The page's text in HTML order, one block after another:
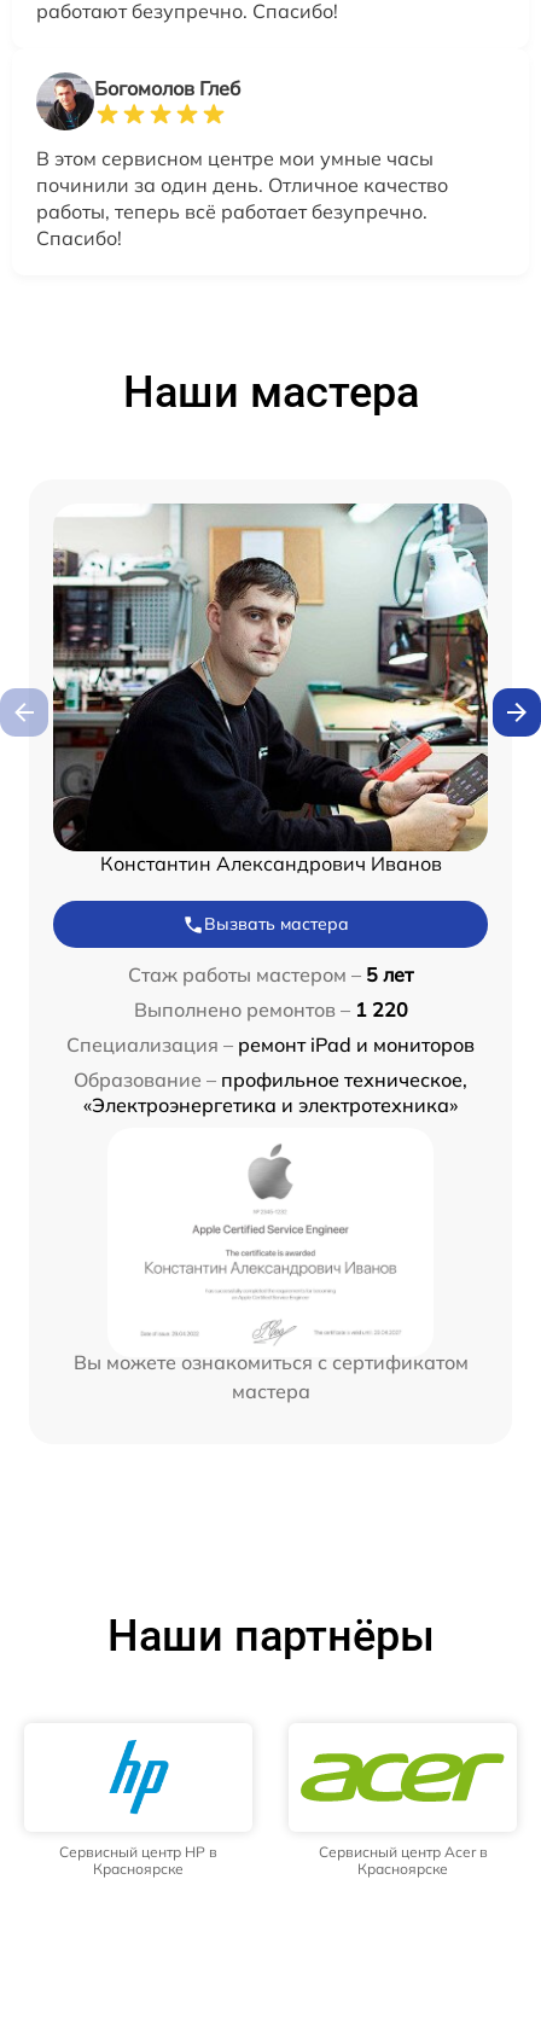
работают безупречно. Спасибо!
Богомолов Глеб
В этом сервисном центре мои умные часы
починили за один день. Отличное качество
работы, теперь всё работает безупречно.
Спасибо!
Наши мастера
Константин Александрович Иванов
Вызвать мастера
Стаж работы мастером – 5 лет
Выполнено ремонтов – 1 220
Специализация – ремонт iPad и мониторов
Образование – профильное техническое,
«Электроэнергетика и электротехника»
Вы можете ознакомиться с сертификатом
мастера
Наши партнёры
Сервисный центр HP в
Красноярске
Сервисный центр Acer в
Красноярске